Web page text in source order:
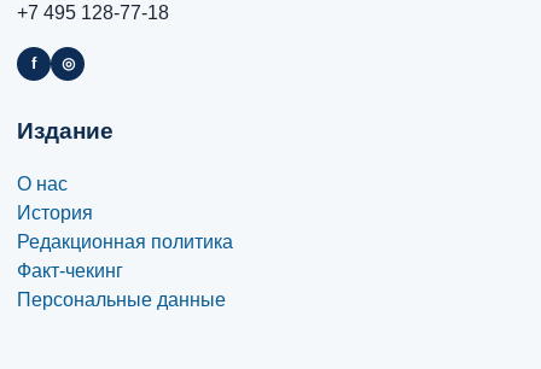
+7 495 128-77-18
f ◎
Издание
О нас
История
Редакционная политика
Факт-чекинг
Персональные данные